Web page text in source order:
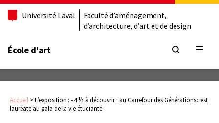
Université Laval
Faculté d’aménagement,
d’architecture, d’art et de design
École d'art
Accueil >L’exposition : «4 ½ à découvrir : au Carrefour des Générations» est
lauréate au gala de la vie étudiante